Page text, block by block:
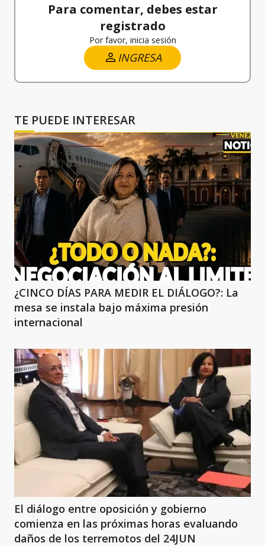
Para comentar, debes estar
registrado
Por favor, inicia sesión
INGRESA
TE PUEDE INTERESAR
¿CINCO DÍAS PARA MEDIR EL DIÁLOGO?: La
mesa se instala bajo máxima presión
internacional
El diálogo entre oposición y gobierno
comienza en las próximas horas evaluando
daños de los terremotos del 24JUN